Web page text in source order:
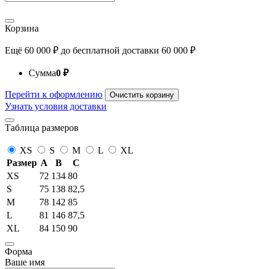
Корзина
Ещё 60 000 ₽ до бесплатной доставки 60 000 ₽
Сумма0 ₽
Перейти к оформлению Очистить корзину
Узнать условия доставки
Таблица размеров
XS S M L
XL
Размер A B
C
XS
72 134 80
S
75 138 82,5
M
78 142 85
L
81 146 87,5
XL
84 150 90
Форма
Ваше имя